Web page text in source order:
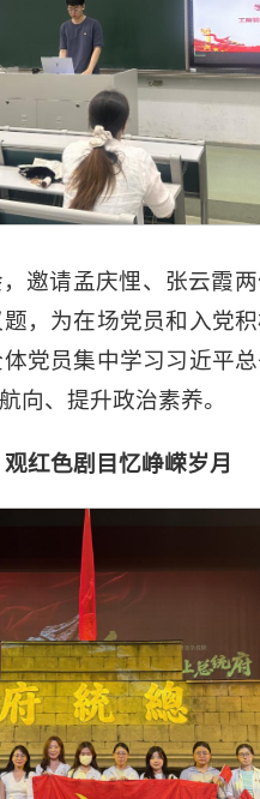
邀请孟庆悝、张云霞
，为在场党员和入党
党员集中学习习近平
向、提升政治素养。
观红色剧目忆峥嵘岁月